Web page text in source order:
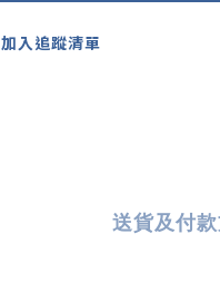
加入追蹤清單
送貨及付